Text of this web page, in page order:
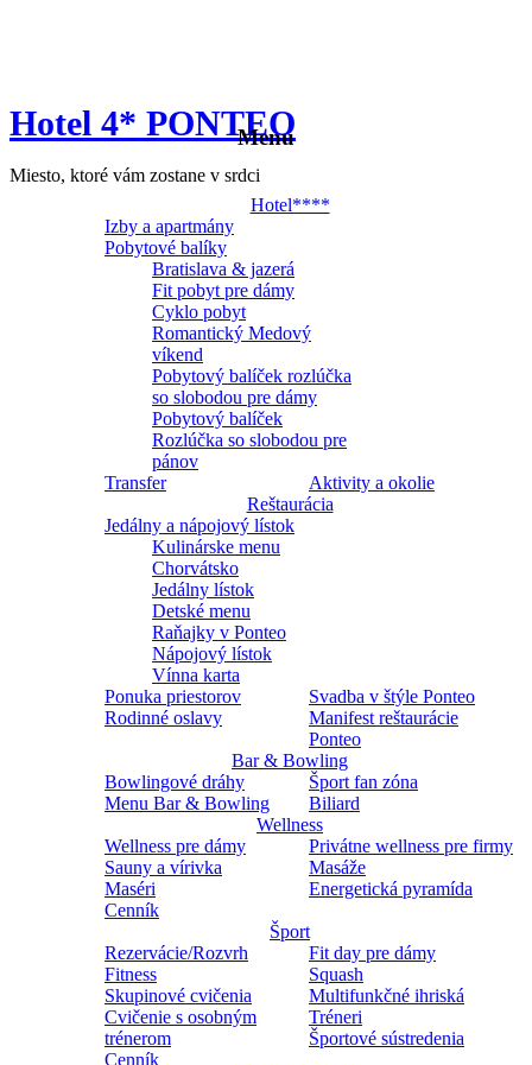
Hotel 4* PONTEO
Miesto, ktoré vám zostane v srdci
Menu
Hotel****
Izby a apartmány
Pobytové balíky
Bratislava & jazerá
Fit pobyt pre dámy
Cyklo pobyt
Romantický Medový
víkend
Pobytový balíček rozlúčka
so slobodou pre dámy
Pobytový balíček
Rozlúčka so slobodou pre
pánov
Transfer
Aktivity a okolie
Reštaurácia
Jedálny a nápojový lístok
Kulinárske menu
Chorvátsko
Jedálny lístok
Detské menu
Raňajky v Ponteo
Nápojový lístok
Vínna karta
Ponuka priestorov
Svadba v štýle Ponteo
Rodinné oslavy
Manifest reštaurácie
Ponteo
Bar & Bowling
Bowlingové dráhy
Šport fan zóna
Menu Bar & Bowling
Biliard
Wellness
Wellness pre dámy
Privátne wellness pre firmy
Sauny a vírivka
Masáže
Maséri
Energetická pyramída
Cenník
Šport
Rezervácie/Rozvrh
Fit day pre dámy
Fitness
Squash
Skupinové cvičenia
Multifunkčné ihriská
Cvičenie s osobným
trénerom
Tréneri
Športové sústredenia
Cenník